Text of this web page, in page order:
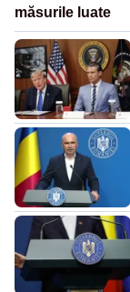
măsurile luate